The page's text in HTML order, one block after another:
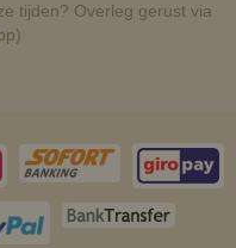
tijden? Overleg gerust via